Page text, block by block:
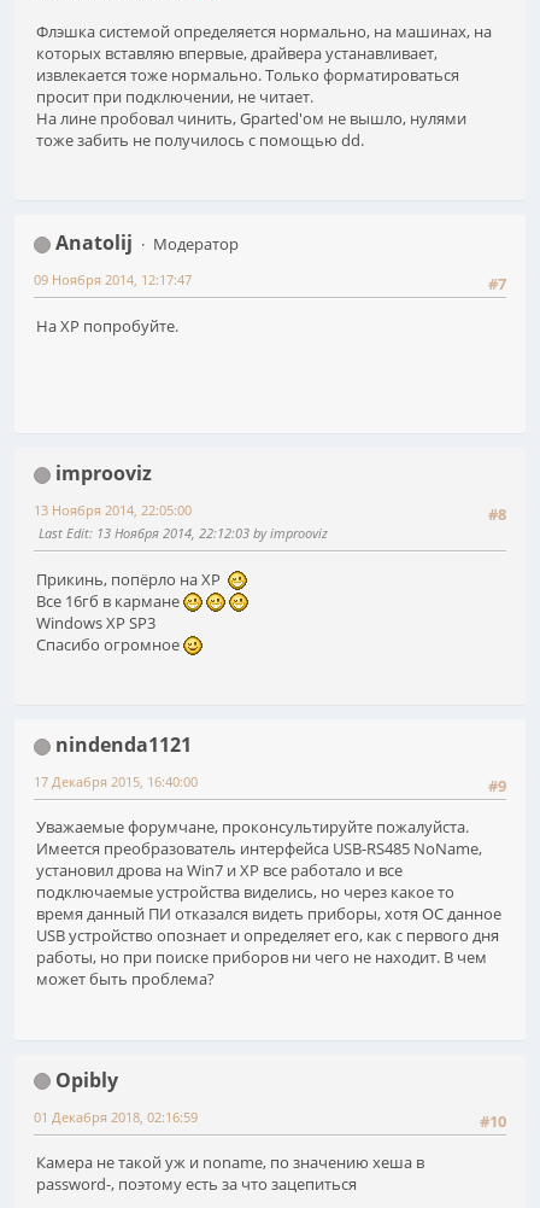
Флэшка системой определяется нормально, на машинах, на
которых вставляю впервые, драйвера устанавливает,
извлекается тоже нормально. Только форматироваться
просит при подключении, не читает.
На лине пробовал чинить, Gparted'ом не вышло, нулями
тоже забить не получилось с помощью dd.
Anatolij
Модератор
#7
09 Ноября 2014, 12:17:47
На ХР попробуйте.
improoviz
#8
13 Ноября 2014, 22:05:00
Last Edit: 13 Ноября 2014, 22:12:03 by improoviz
Прикинь, попёрло на XP
Все 16гб в кармане
Windows XP SP3
Спасибо огромное
nindenda1121
#9
17 Декабря 2015, 16:40:00
Уважаемые форумчане, проконсультируйте пожалуйста.
Имеется преобразователь интерфейса USB-RS485 NoName,
установил дрова на Win7 и XP все работало и все
подключаемые устройства виделись, но через какое то
время данный ПИ отказался видеть приборы, хотя ОС данное
USB устройство опознает и определяет его, как с первого дня
работы, но при поиске приборов ни чего не находит. В чем
может быть проблема?
Opibly
#10
01 Декабря 2018, 02:16:59
Камера не такой уж и noname, по значению хеша в
password-, поэтому есть за что зацепиться